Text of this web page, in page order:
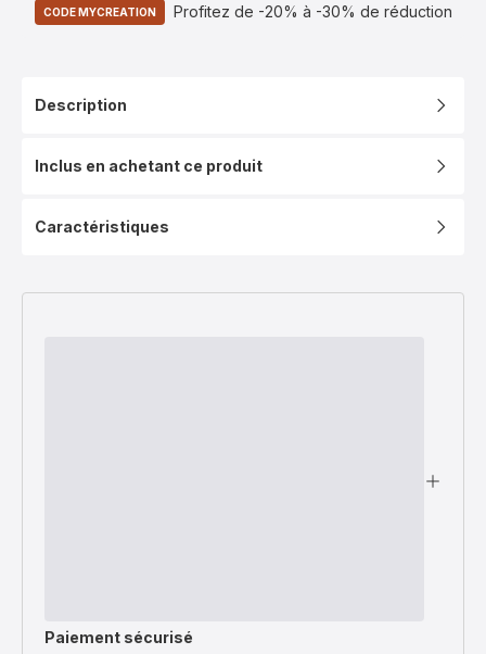
CODE MYCREATION Profitez de -20% à -30% de réduction
Description
Inclus en achetant ce produit
Caractéristiques
Paiement sécurisé